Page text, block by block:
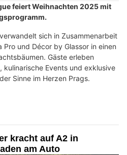
feiert Weihnachten 2025 mit
sich in Zusammenarbeit
und Décor by Glassor in einen
Gäste erleben
kulinarische Events und exklusive
Sinne im Herzen Prags.
kracht auf A2 in
am Auto